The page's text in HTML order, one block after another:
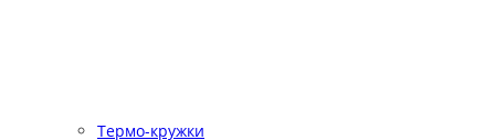
Термо-кружки